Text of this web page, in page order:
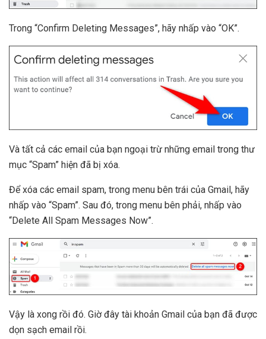
Trong “Confirm Deleting Messages”, hãy nhấp vào “OK”.
Và tất cả các email của bạn ngoại trừ những email trong thư
mục “Spam” hiện đã bị xóa.
Để xóa các email spam, trong menu bên trái của Gmail, hãy
nhấp vào “Spam”. Sau đó, trong menu bên phải, nhấp vào
“Delete All Spam Messages Now”.
Vậy là xong rồi đó. Giờ đây tài khoản Gmail của bạn đã được
dọn sạch email rồi.